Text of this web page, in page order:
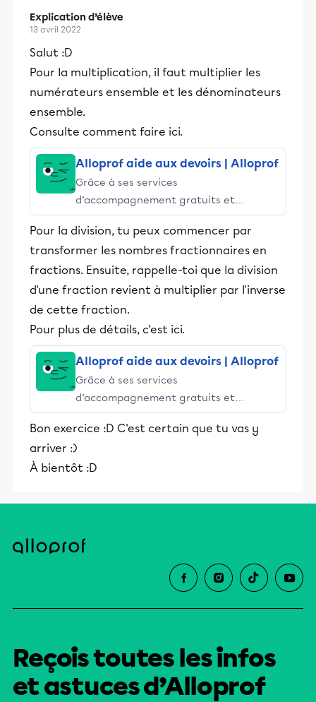
Explication d’élève
13 avril 2022
Salut :D
Pour la multiplication, il faut multiplier les
numérateurs ensemble et les dénominateurs
ensemble.
Consulte comment faire ici.
Alloprof aide aux devoirs | Alloprof
Grâce à ses services
d’accompagnement gratuits et
stimulants, Alloprof engage les élèves
et leurs parents dans la réussite
éducative.
Pour la division, tu peux commencer par
transformer les nombres fractionnaires en
fractions. Ensuite, rappelle-toi que la division
d'une fraction revient à multiplier par l'inverse
de cette fraction.
Pour plus de détails, c'est ici.
Alloprof aide aux devoirs | Alloprof
Grâce à ses services
d’accompagnement gratuits et
stimulants, Alloprof engage les élèves
et leurs parents dans la réussite
éducative.
Bon exercice :D C'est certain que tu vas y
arriver :)
À bientôt :D
Reçois toutes les infos
et astuces d’Alloprof